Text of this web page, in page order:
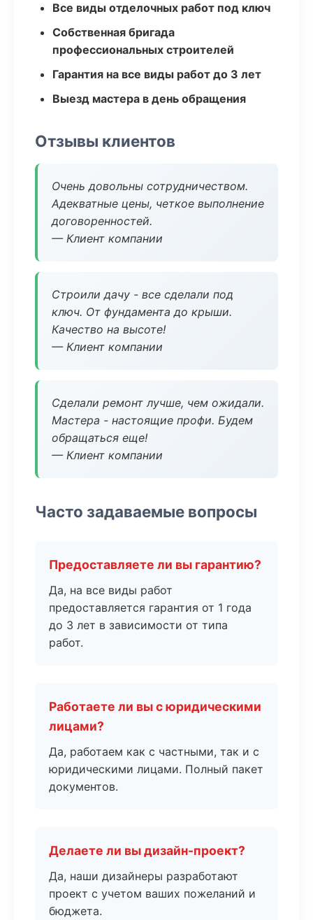
Все виды отделочных работ под ключ
Собственная бригада
профессиональных строителей
Гарантия на все виды работ до 3 лет
Выезд мастера в день обращения
Отзывы клиентов
Очень довольны сотрудничеством.
Адекватные цены, четкое выполнение
договоренностей.
— Клиент компании
Строили дачу - все сделали под
ключ. От фундамента до крыши.
Качество на высоте!
— Клиент компании
Сделали ремонт лучше, чем ожидали.
Мастера - настоящие профи. Будем
обращаться еще!
— Клиент компании
Часто задаваемые вопросы
Предоставляете ли вы гарантию?
Да, на все виды работ
предоставляется гарантия от 1 года
до 3 лет в зависимости от типа
работ.
Работаете ли вы с юридическими
лицами?
Да, работаем как с частными, так и с
юридическими лицами. Полный пакет
документов.
Делаете ли вы дизайн-проект?
Да, наши дизайнеры разработают
проект с учетом ваших пожеланий и
бюджета.